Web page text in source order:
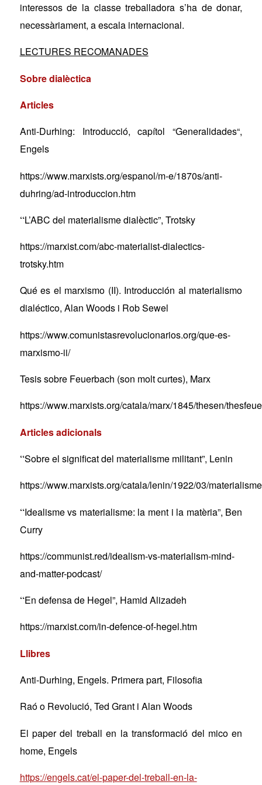
interessos de la classe treballadora s’ha de donar,
necessàriament, a escala internacional.
LECTURES RECOMANADES
Sobre dialèctica
Articles
Anti-Durhing: Introducció, capítol“Generalidades“,
Engels
https://www.marxists.org/espanol/m-e/1870s/anti-
duhring/ad-introduccion.htm
“L’ABC del materialisme dialèctic”, Trotsky
https://marxist.com/abc-materialist-dialectics-
trotsky.htm
Quées el marxismo (II). Introducción al materialismo
dialéctico, Alan Woods i Rob Sewel
https://www.comunistasrevolucionarios.org/que-es-
marxismo-ii/
Tesis sobre Feuerbach (son molt curtes), Marx
https://www.marxists.org/catala/marx/1845/thesen/
Articles adicionals
“Sobre el significat del materialisme militant”, Lenin
https://www.marxists.org/catala/lenin/1922/03/
“Idealisme vs materialisme: la ment i la matèria”, Ben
Curry
https://communist.red/idealism-vs-materialism-mind-
and-matter-podcast/
“En defensa de Hegel”, Hamid Alizadeh
https://marxist.com/in-defence-of-hegel.htm
Llibres
Anti-Durhing, Engels. Primera part, Filosofia
Raóo Revolució, Ted Grant i Alan Woods
El paper del treball en la transformació del mico en
home, Engels
https://engels.cat/el-paper-del-treball-en-la-